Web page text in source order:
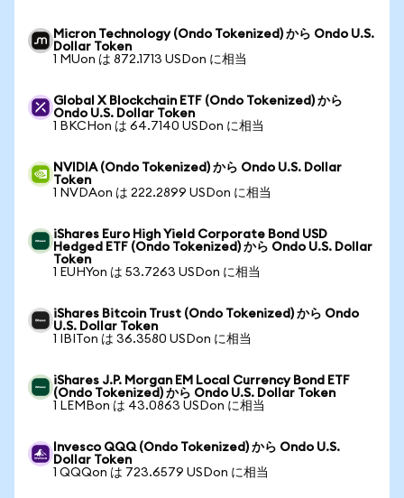
Micron Technology (Ondo Tokenized) から Ondo U.S.
Dollar Token
1 MUon は 872.1713 USDon に相当
Global X Blockchain ETF (Ondo Tokenized) から
Ondo U.S. Dollar Token
1 BKCHon は 64.7140 USDon に相当
NVIDIA (Ondo Tokenized) から Ondo U.S. Dollar
Token
1 NVDAon は 222.2899 USDon に相当
iShares Euro High Yield Corporate Bond USD
Hedged ETF (Ondo Tokenized) から Ondo U.S. Dollar
Token
1 EUHYon は 53.7263 USDon に相当
iShares Bitcoin Trust (Ondo Tokenized) から Ondo
U.S. Dollar Token
1 IBITon は 36.3580 USDon に相当
iShares J.P. Morgan EM Local Currency Bond ETF
(Ondo Tokenized) から Ondo U.S. Dollar Token
1 LEMBon は 43.0863 USDon に相当
Invesco QQQ (Ondo Tokenized) から Ondo U.S.
Dollar Token
1 QQQon は 723.6579 USDon に相当